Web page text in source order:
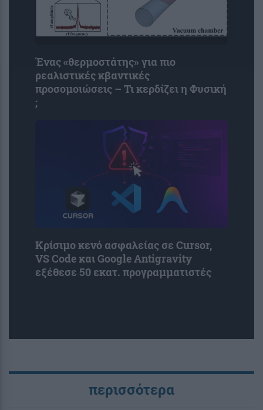
Ένας «θερμοστάτης» για πιο
ρεαλιστικές κβαντικές
προσομοιώσεις – Τι κερδίζει η Φυσική
;
Κρίσιμο κενό ασφαλείας σε Cursor,
VS Code και Google Antigravity
εξέθεσε 50 εκατ. προγραμματιστές
περισσότερα